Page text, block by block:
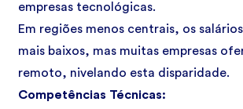
empresas tecnológicas.
Em regiões menos centrais, os
mais baixos, mas muitas empresas
remoto, nivelando esta disparidade.
Competências Técnicas: